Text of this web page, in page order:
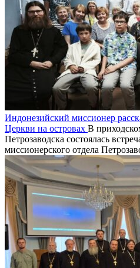
Индонезийский миссионер
Церкви на островах В
Петрозаводска состоялась
миссионерского отдела